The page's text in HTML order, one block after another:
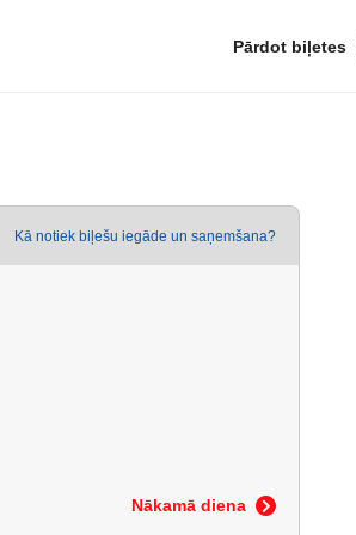
Pārdot biļetes
Kā notiek biļešu iegāde un saņemšana?
Nākamā diena